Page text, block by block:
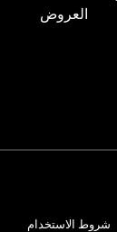
العروض
شروط الاستخدام